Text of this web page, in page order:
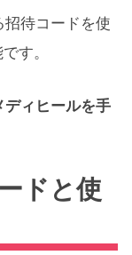
待コードを使
す。
ディヒールを手
ドと使